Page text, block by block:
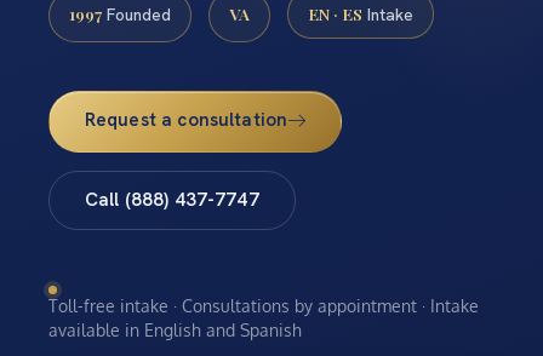
1997 Founded VA EN · ES Intake
Request a consultation
Call (888) 437-7747
Toll-free intake · Consultations by appointment · Intake
available in English and Spanish